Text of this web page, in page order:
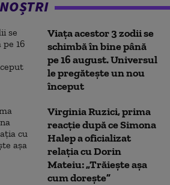
Viața acestor 3 zodii se
schimbă în bine până
pe 16 august. Universul
le pregătește un nou
început
Virginia Ruzici, prima
reacție după ce Simona
Halep a oficializat
relația cu Dorin
Mateiu: „Trăiește așa
cum dorește”